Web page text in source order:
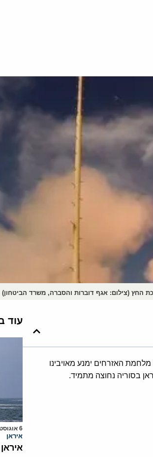
החץ (צילום: אגף דוברות והסברה, משרד הביטחון)
האזרחים ימנע מאויבינו
בסוריה נחוצה מתמיד.
עוד
6 אוגוסט, 2026
איראן